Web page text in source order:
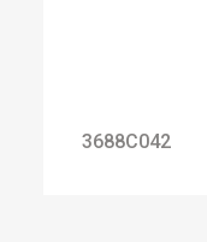
3688C042